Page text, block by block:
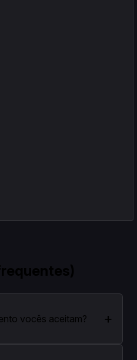
vocês aceitam? +